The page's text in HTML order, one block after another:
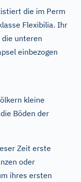
die im Perm
Flexibilia. Ihr
unteren
einbezogen
kleine
Böden der
Zeit erste
oder
ihres ersten